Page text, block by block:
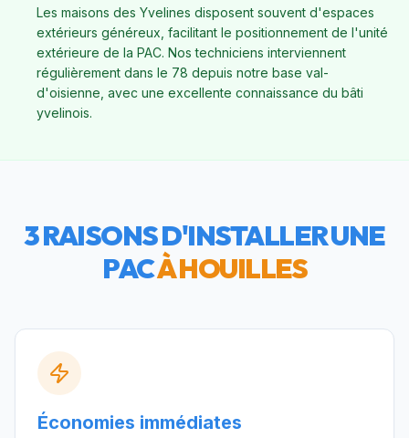
Les maisons des Yvelines disposent souvent d'espaces
extérieurs généreux, facilitant le positionnement de l'unité
extérieure de la PAC. Nos techniciens interviennent
régulièrement dans le 78 depuis notre base val-
d'oisienne, avec une excellente connaissance du bâti
yvelinois.
3 RAISONS D'INSTALLER UNE
PACÀHOUILLES
Économies immédiates